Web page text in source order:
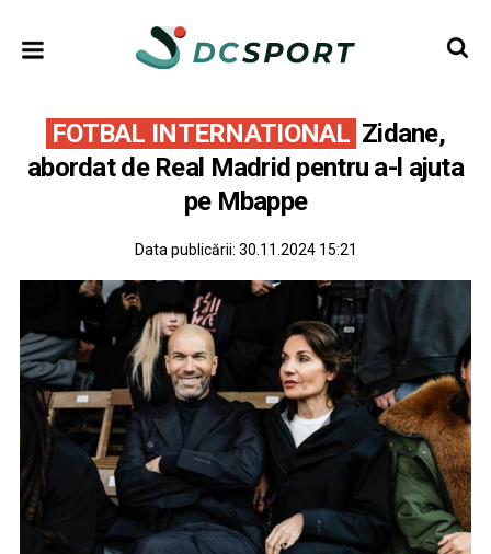
FOTBAL INTERNATIONAL Zidane,
abordat de Real Madrid pentru a-l ajuta
pe Mbappe
Data publicării: 30.11.2024 15:21